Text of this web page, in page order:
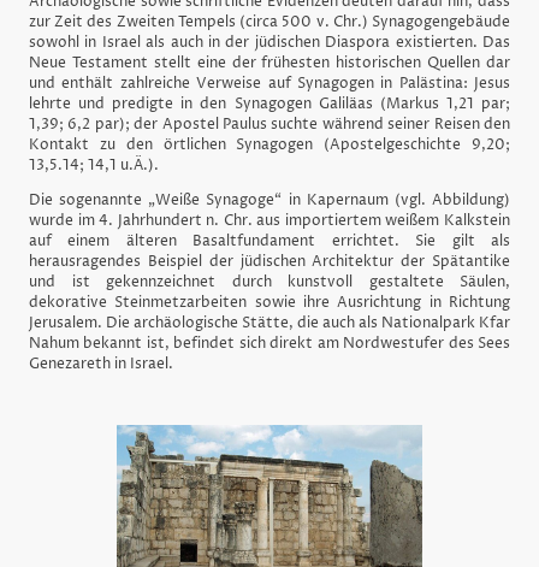
zur Zeit des Zweiten Tempels (circa 500 v. Chr.) Synagogengebäude
sowohl in Israel als auch in der jüdischen Diaspora existierten. Das
Neue Testament stellt eine der frühesten historischen Quellen dar
und enthält zahlreiche Verweise auf Synagogen in Palästina: Jesus
lehrte und predigte in den Synagogen Galiläas (Markus 1,21 par;
1,39; 6,2 par); der Apostel Paulus suchte während seiner Reisen den
Kontakt zu den örtlichen Synagogen (Apostelgeschichte 9,20;
13,5.14; 14,1 u.Ä.).
Die sogenannte „Weiße Synagoge“ in Kapernaum (vgl. Abbildung)
wurde im 4. Jahrhundert n. Chr. aus importiertem weißem Kalkstein
auf einem älteren Basaltfundament errichtet. Sie gilt als
herausragendes Beispiel der jüdischen Architektur der Spätantike
und ist gekennzeichnet durch kunstvoll gestaltete Säulen,
dekorative Steinmetzarbeiten sowie ihre Ausrichtung in Richtung
Jerusalem. Die archäologische Stätte, die auch als Nationalpark Kfar
Nahum bekannt ist, befindet sich direkt am Nordwestufer des Sees
Genezareth in Israel.